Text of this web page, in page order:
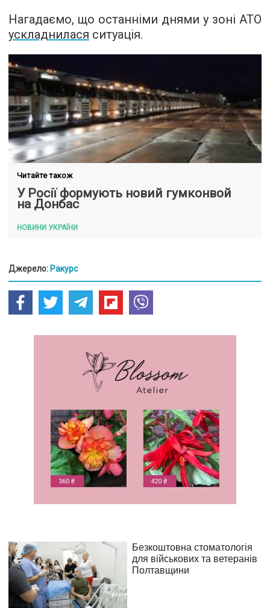
Нагадаємо, що останніми днями у зоні АТО
ускладнилася ситуація.
Читайте також
У Росії формують новий гумконвой
на Донбас
НОВИНИ УКРАЇНИ
Джерело: Ракурс